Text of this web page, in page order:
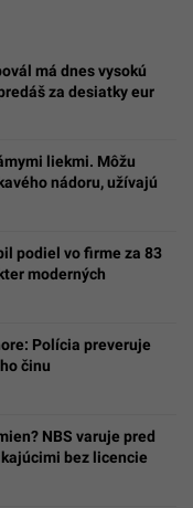
má dnes vysokú
za desiatky eur
liekmi. Môžu
nádoru, užívajú
podiel vo firme za 83
moderných
Polícia preveruje
činu
NBS varuje pred
bez licencie